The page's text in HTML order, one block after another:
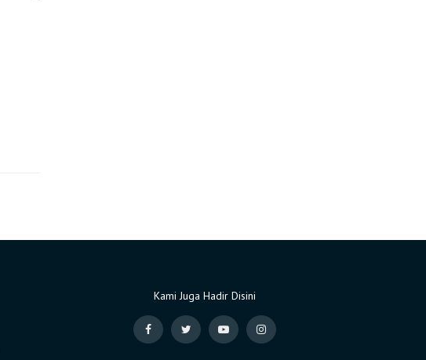
Kami Juga Hadir Disini